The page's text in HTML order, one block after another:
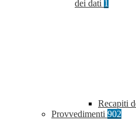
dei dati 1
Recapiti
Provvedimenti 902